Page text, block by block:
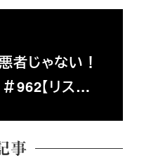
者じゃない！
962【リス…
事